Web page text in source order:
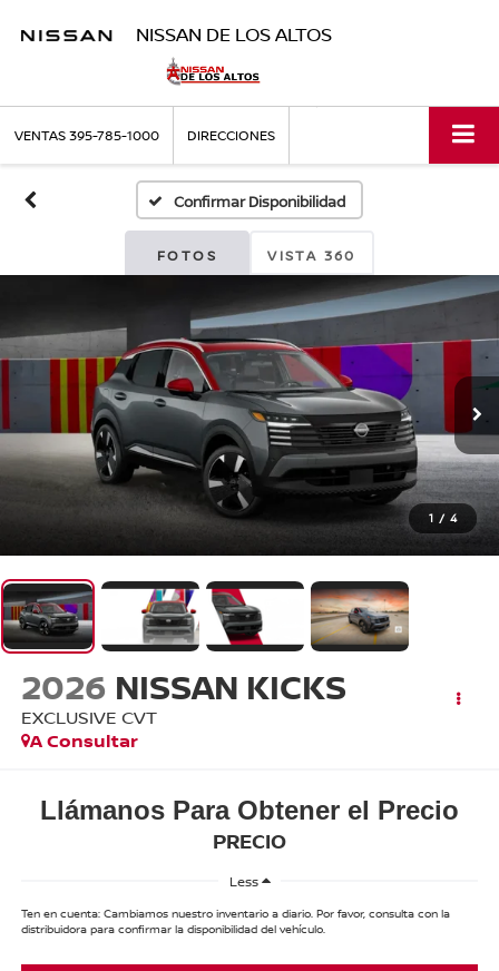
NISSAN DE LOS ALTOS
VENTAS395-785-1000 DIRECCIONES
Confirmar Disponibilidad
FOTOS VISTA 360
1 / 4
2026 NISSAN KICKS
EXCLUSIVE CVT
A Consultar
Llámanos Para Obtener el Precio
PRECIO
Less
Ten en cuenta: Cambiamos nuestro inventario a diario. Por favor, consulta con la
distribuidora para confirmar la disponibilidad del vehículo.